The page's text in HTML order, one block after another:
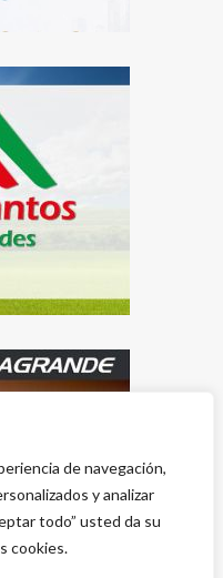
de navegación,
y analizar
todo” usted da su
cookies.